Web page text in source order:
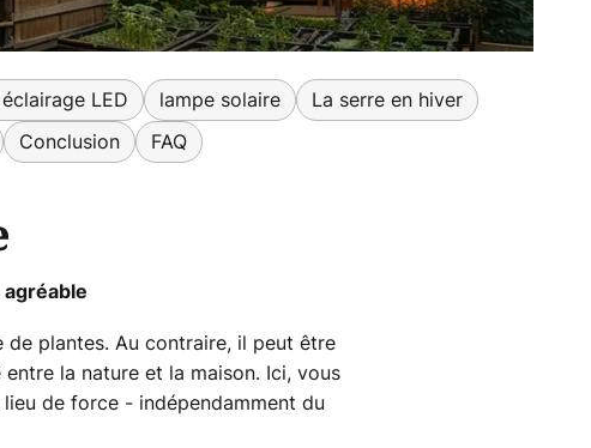
LED lampe solaire
La serre en hiver
Conclusion FAQ
plantes. Au contraire, il peut être
la nature et la maison. Ici, vous
de force - indépendamment du